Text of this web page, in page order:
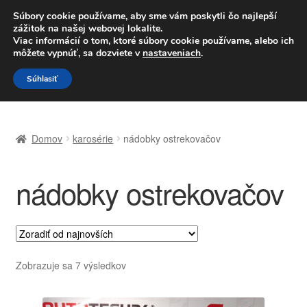
DOPRAVA od 6 EUR
Po–Pi 09:00–16:00 233 221 276
Preskočiť
na
navigáciu
Preskočiť
na
obsah
Celosvetová preprava
Doprava
Kontakt
Košík
Môj účet
Domov karosérie nádobky ostrekovačov
nádobky ostrekovačov
Zobrazuje sa 7 výsledkovZoradené
najnovších
Súbory cookie používame, aby sme vám poskytli čo najlepší
zážitok na našej webovej lokalite.
Viac informácií o tom, ktoré súbory cookie používame, alebo ich
môžete vypnúť, sa dozviete v nastaveniach.
Súhlasiť